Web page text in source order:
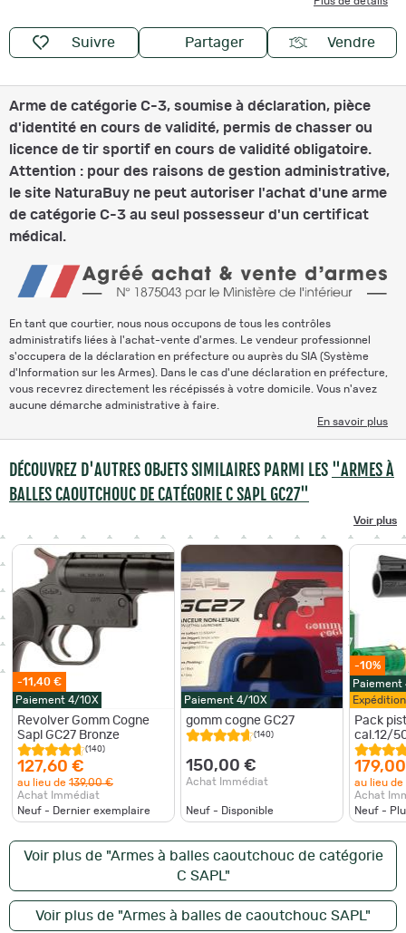
Suivre Partager Vendre
Arme de catégorie C-3, soumise à déclaration, pièce
d'identité en cours de validité, permis de chasser ou
licence de tir sportif en cours de validité obligatoire.
Attention : pour des raisons de gestion administrative,
le site NaturaBuy ne peut autoriser l'achat d'une arme
de catégorie C-3 au seul possesseur d'un certificat
médical.
En tant que courtier, nous nous occupons de tous les contrôles
administratifs liées à l'achat-vente d'armes. Le vendeur professionnel
s'occupera de la déclaration en préfecture ou auprès du SIA (Système
d'Information sur les Armes). Dans le cas d'une déclaration en préfecture,
vous recevrez directement les récépissés à votre domicile. Vous n'avez
aucune démarche administrative à faire.
En savoir plus
DÉCOUVREZ D'AUTRES OBJETS SIMILAIRES PARMI LES "ARMES À
BALLES CAOUTCHOUC DE CATÉGORIE C SAPL GC27"
Voir plus
-11,40 €
Paiement 4/10X
Revolver Gomm Cogne
Sapl GC27 Bronze
(140)
127,60 €
au lieu de 139,00 €
Achat Immédiat
Neuf - Dernier exemplaire
Paiement 4/10X
gomm cogne GC27
(140)
150,00 €
Achat Immédiat
Neuf - Disponible
-10%
Paiement
Pack
cal.12/50
au lieu de
Achat
Neuf -
Voir plus de "Armes à balles caoutchouc de catégorie
C SAPL"
Voir plus de "Armes à balles de caoutchouc SAPL"